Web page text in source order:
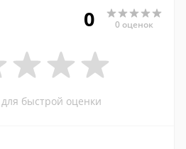
0 0 оценок
быстрой оценки